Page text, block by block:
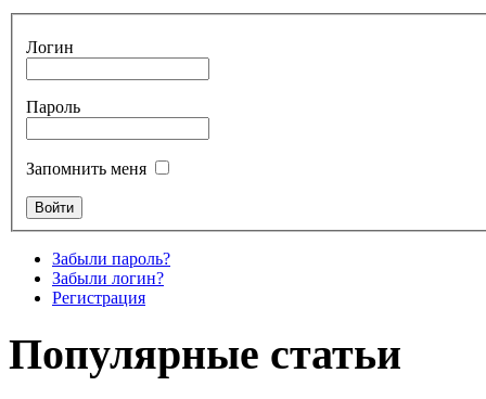
Логин
Пароль
Запомнить меня
Забыли пароль?
Забыли логин?
Регистрация
Популярные статьи